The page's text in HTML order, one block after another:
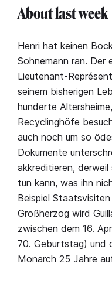
About last week
Henri hat keinen
Sohnemann ran.
Lieutenant-
seinem bisherigen
hunderte
Recyclinghöfe
auch noch um so
Dokumente
akkreditieren,
tun kann, was ihn
Beispiel
Großherzog wird
zwischen dem 16.
70. Geburtstag) und
Monarch 25 Jahre